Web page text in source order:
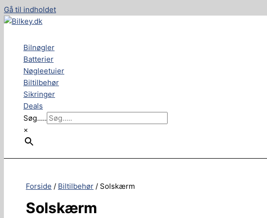
Gå til indholdet
Bilnøgler
Batterier
Nøgleetuier
Biltilbehør
Sikringer
Deals
Søg.....
×
Forside / Biltilbehør / Solskærm
Solskærm